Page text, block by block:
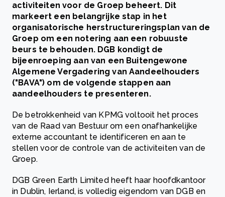
activiteiten voor de Groep beheert. Dit
markeert een belangrijke stap in het
organisatorische herstructureringsplan van de
Groep om een notering aan een robuuste
beurs te behouden. DGB kondigt de
bijeenroeping aan van een Buitengewone
Algemene Vergadering van Aandeelhouders
("BAVA") om de volgende stappen aan
aandeelhouders te presenteren.
De betrokkenheid van KPMG voltooit het proces
van de Raad van Bestuur om een onafhankelijke
externe accountant te identificeren en aan te
stellen voor de controle van de activiteiten van de
Groep.
DGB Green Earth Limited heeft haar hoofdkantoor
in Dublin, Ierland, is volledig eigendom van DGB en